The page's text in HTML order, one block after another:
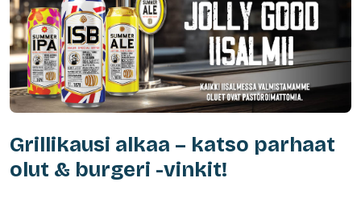
Grillikausi alkaa – katso parhaat
olut & burgeri -vinkit!